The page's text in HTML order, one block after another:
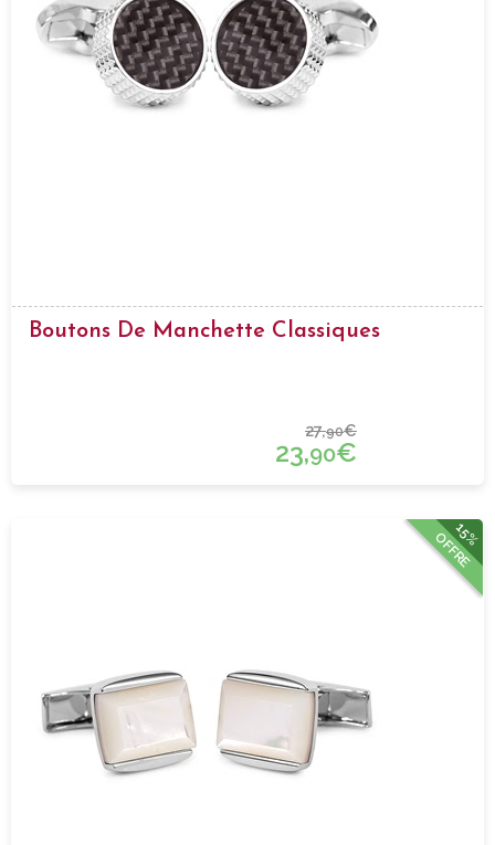
Boutons De Manchette Classiques
27,90€
23,90€
15%
OFFRE